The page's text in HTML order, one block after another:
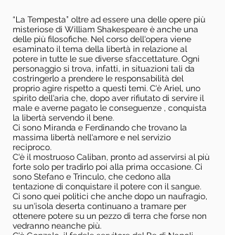
“La Tempesta” oltre ad essere una delle opere più
misteriose di William Shakespeare è anche una
delle più filosofiche. Nel corso dell'opera viene
esaminato il tema della libertà in relazione al
potere in tutte le sue diverse sfaccettature. Ogni
personaggio si trova, infatti, in situazioni tali da
costringerlo a prendere le responsabilità del
proprio agire rispetto a questi temi. C'è Ariel, uno
spirito dell'aria che, dopo aver rifiutato di servire il
male e averne pagato le conseguenze , conquista
la libertà servendo il bene.
Ci sono Miranda e Ferdinando che trovano la
massima libertà nell'amore e nel servizio
reciproco.
C'è il mostruoso Caliban, pronto ad asservirsi al più
forte solo per tradirlo poi alla prima occasione. Ci
sono Stefano e Trinculo, che cedono alla
tentazione di conquistare il potere con il sangue.
Ci sono quei politici che anche dopo un naufragio,
su un'isola deserta continuano a tramare per
ottenere potere su un pezzo di terra che forse non
vedranno neanche più.